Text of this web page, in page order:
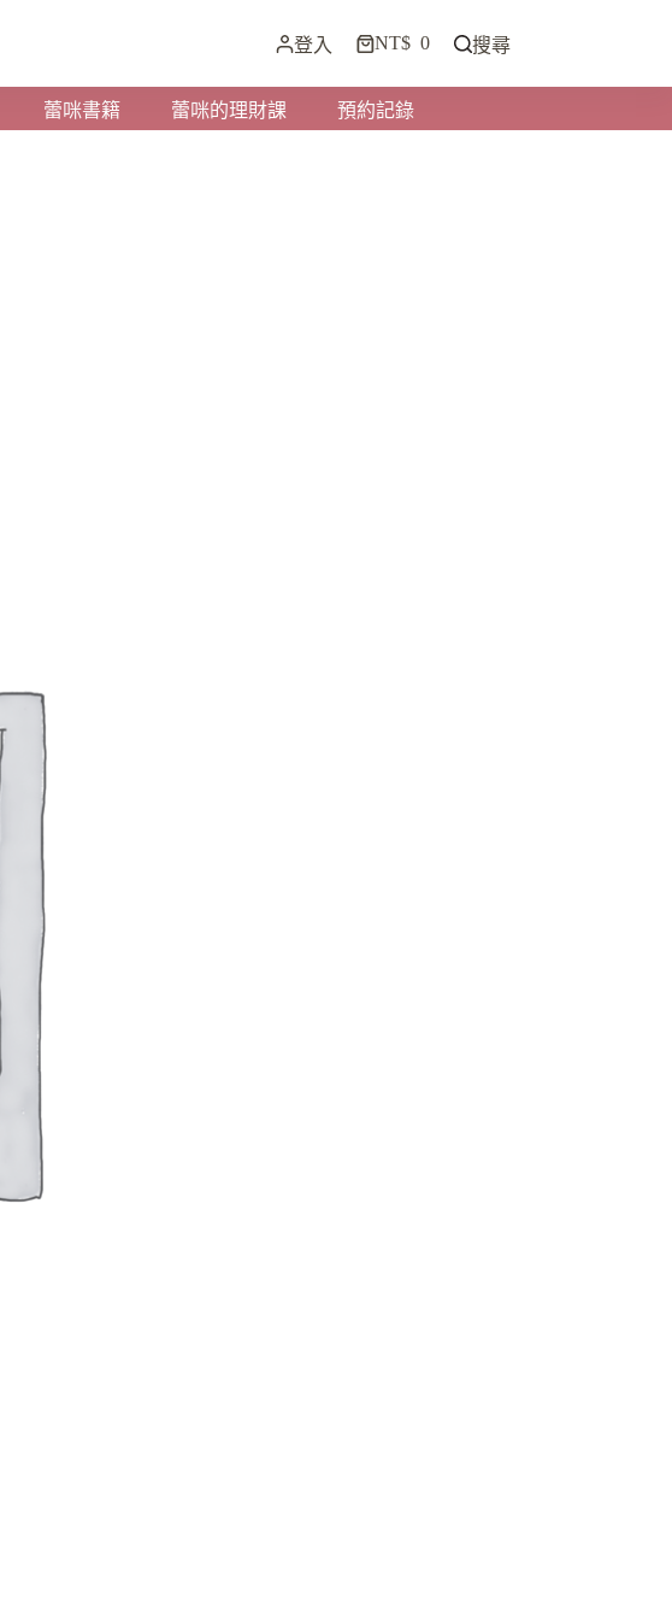
登入 NT$ 0 搜尋
蕾咪書籍 蕾咪的理財課 預約記錄